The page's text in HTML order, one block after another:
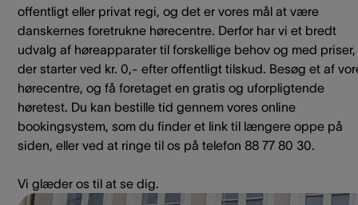
offentligt eller privat regi, og det er vores mål at være
danskernes foretrukne hørecentre. Derfor har vi et bredt
udvalg af høreapparater til forskellige behov og med priser,
der starter ved kr. 0,- efter offentligt tilskud. Besøg et af
hørecentre, og få foretaget en gratis og uforpligtende
høretest. Du kan bestille tid gennem vores online
bookingsystem, som du finder et link til længere oppe på
siden, eller ved at ringe til os på telefon 88 77 80 30.
Vi glæder os til at se dig.